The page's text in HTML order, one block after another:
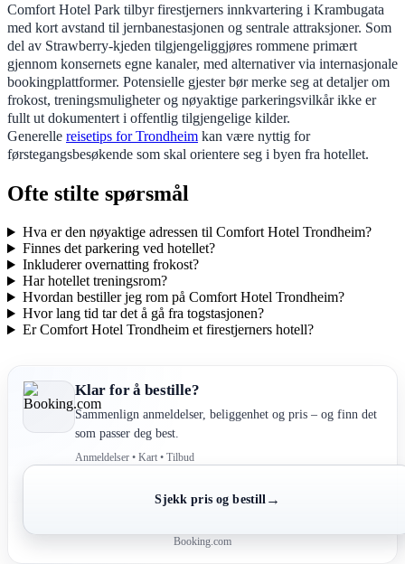
Comfort Hotel Park tilbyr firestjerners innkvartering i Krambugata
med kort avstand til jernbanestasjonen og sentrale attraksjoner. Som
del av Strawberry-kjeden tilgjengeliggjøres rommene primært
gjennom konsernets egne kanaler, med alternativer via internasjonale
bookingplattformer. Potensielle gjester bør merke seg at detaljer om
frokost, treningsmuligheter og nøyaktige parkeringsvilkår ikke er
fullt ut dokumentert i offentlig tilgjengelige kilder.
Generelle reisetips for Trondheim kan være nyttig for
førstegangsbesøkende som skal orientere seg i byen fra hotellet.
Ofte stilte spørsmål
Hva er den nøyaktige adressen til Comfort Hotel Trondheim?
Finnes det parkering ved hotellet?
Inkluderer overnatting frokost?
Har hotellet treningsrom?
Hvordan bestiller jeg rom på Comfort Hotel Trondheim?
Hvor lang tid tar det å gå fra togstasjonen?
Er Comfort Hotel Trondheim et firestjerners hotell?
Klar for å bestille?
Sammenlign anmeldelser, beliggenhet og pris – og finn det
som passer deg best.
Anmeldelser • Kart • Tilbud
Sjekk pris og bestill →
Booking.com